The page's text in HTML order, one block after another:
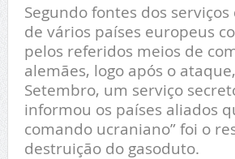
Segundo fontes dos serviços
de vários países europeus
pelos referidos meios de
alemães, logo após o
Setembro, um serviço
informou os países aliados
comando ucraniano” foi o
destruição do gasoduto.